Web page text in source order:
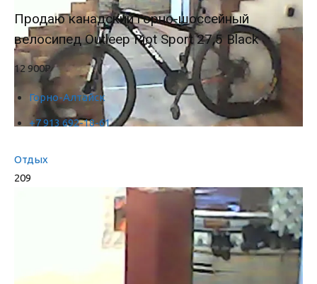
Продаю канадский горно-шоссейный
велосипед Outleep Riot Sport 27,5 Black
12 900₽
Горно-Алтайск
+7 913 692-18-61
Отдых
209